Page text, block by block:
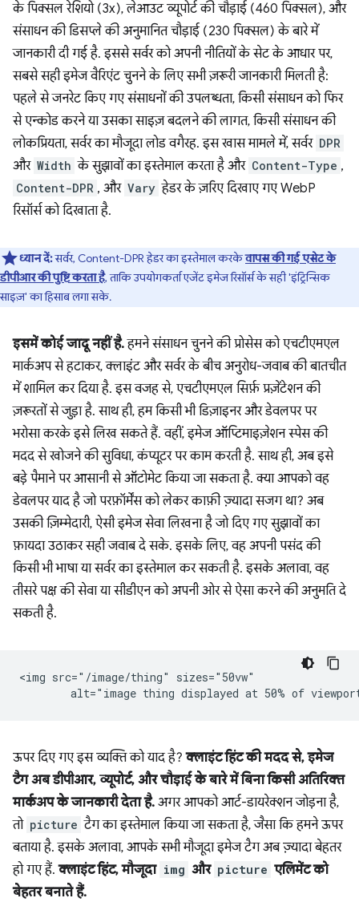
के पिक्सल रेशियो (3x), लेआउट व्यूपोर्ट की चौड़ाई (460 पिक्सल), और
संसाधन की डिसप्ले की अनुमानित चौड़ाई (230 पिक्सल) के बारे में
जानकारी दी गई है. इससे सर्वर को अपनी नीतियों के सेट के आधार पर,
सबसे सही इमेज वैरिएंट चुनने के लिए सभी ज़रूरी जानकारी मिलती है:
पहले से जनरेट किए गए संसाधनों की उपलब्धता, किसी संसाधन को फिर
से एन्कोड करने या उसका साइज़ बदलने की लागत, किसी संसाधन की
लोकप्रियता, सर्वर का मौजूदा लोड वगैरह. इस खास मामले में, सर्वर DPR
और Width के सुझावों का इस्तेमाल करता है और Content-Type ,
Content-DPR , और Vary हेडर के ज़रिए दिखाए गए WebP
रिसॉर्स को दिखाता है.
ध्यान दें:सर्वर, Content-DPR हेडर का इस्तेमाल करकेवापस की गई एसेट के
डीपीआर की पुष्टि करता है, ताकि उपयोगकर्ता एजेंट इमेज रिसॉर्स के सही 'इंट्रिन्सिक
साइज़' का हिसाब लगा सके.
इसमें कोई जादू नहीं है.हमने संसाधन चुनने की प्रोसेस को एचटीएमएल
मार्कअप से हटाकर, क्लाइंट और सर्वर के बीच अनुरोध-जवाब की बातचीत
में शामिल कर दिया है. इस वजह से, एचटीएमएल सिर्फ़ प्रज़ेंटेशन की
ज़रूरतों से जुड़ा है. साथ ही, हम किसी भी डिज़ाइनर और डेवलपर पर
भरोसा करके इसे लिख सकते हैं. वहीं, इमेज ऑप्टिमाइज़ेशन स्पेस की
मदद से खोजने की सुविधा, कंप्यूटर पर काम करती है. साथ ही, अब इसे
बड़े पैमाने पर आसानी से ऑटोमेट किया जा सकता है. क्या आपको वह
डेवलपर याद है जो परफ़ॉर्मेंस को लेकर काफ़ी ज़्यादा सजग था? अब
उसकी ज़िम्मेदारी, ऐसी इमेज सेवा लिखना है जो दिए गए सुझावों का
फ़ायदा उठाकर सही जवाब दे सके. इसके लिए, वह अपनी पसंद की
किसी भी भाषा या सर्वर का इस्तेमाल कर सकती है. इसके अलावा, वह
तीसरे पक्ष की सेवा या सीडीएन को अपनी ओर से ऐसा करने की अनुमति दे
सकती है.
<img src="/image/thing" sizes="50vw"
ऊपर दिए गए इस व्यक्ति को याद है?क्लाइंट हिंट की मदद से, इमेज
टैग अब डीपीआर, व्यूपोर्ट, और चौड़ाई के बारे में बिना किसी अतिरिक्त
मार्कअप के जानकारी देता है. अगर आपको आर्ट-डायरेक्शन जोड़ना है,
तो picture टैग का इस्तेमाल किया जा सकता है, जैसा कि हमने ऊपर
बताया है. इसके अलावा, आपके सभी मौजूदा इमेज टैग अब ज़्यादा बेहतर
हो गए हैं.क्लाइंट हिंट, मौजूदा img और picture एलिमेंट को
बेहतर बनाते हैं.